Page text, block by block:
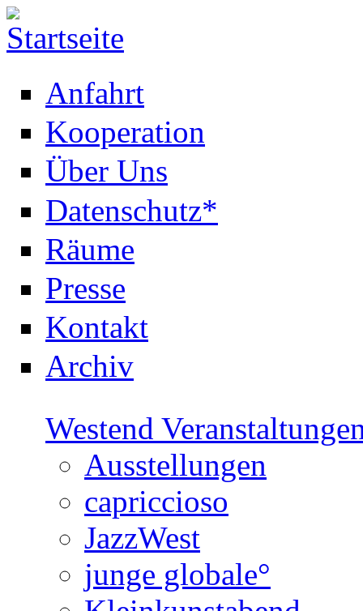
Anfahrt
Kooperation
Über Uns
Datenschutz*
Räume
Presse
Kontakt
Archiv
Westend
Ausstellungen
capriccioso
JazzWest
junge globale°